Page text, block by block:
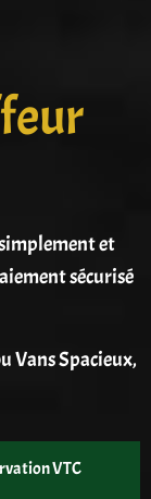
et
sécurisé
Vans Spacieux,
VTC